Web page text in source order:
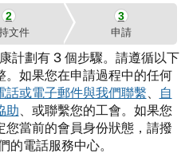
文件 申請
計劃有 3 個步驟。請遵循以下
。如果您在申請過程中的任何
話或電子郵件與我們聯繫、
自
助、或聯繫您的工會。如果您
您當前的會員身份狀態，請撥
電話服務中心。